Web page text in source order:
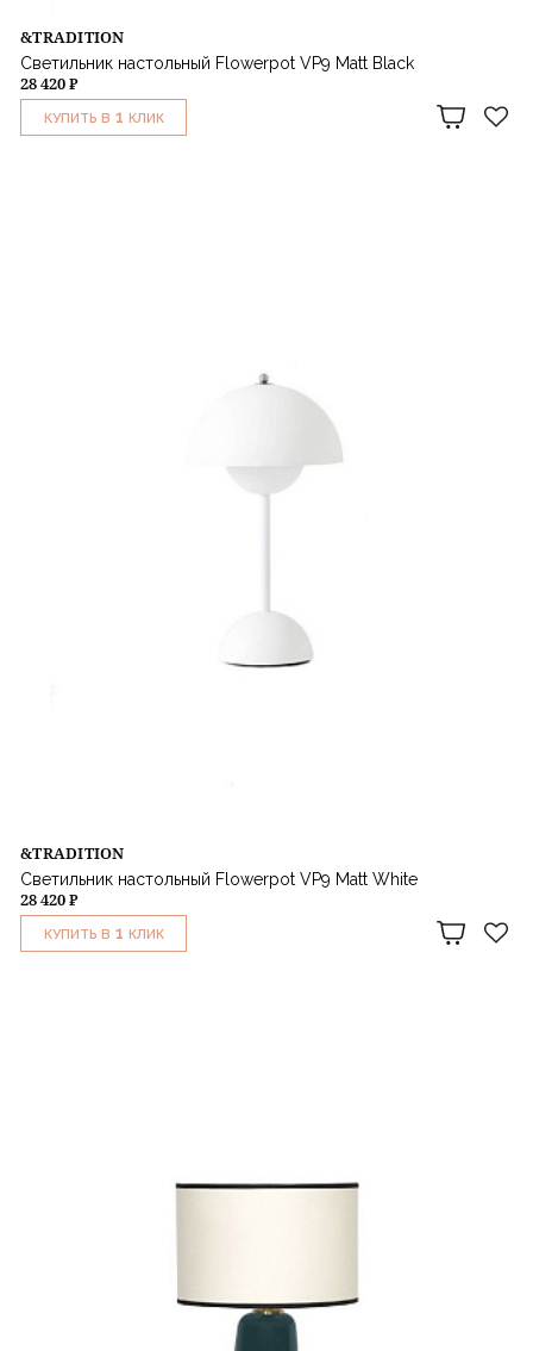
&TRADITION
Светильник настольный Flowerpot VP9 Matt Black
28 420 ₽
КУПИТЬ В 1 КЛИК
&TRADITION
Светильник настольный Flowerpot VP9 Matt White
28 420 ₽
КУПИТЬ В 1 КЛИК